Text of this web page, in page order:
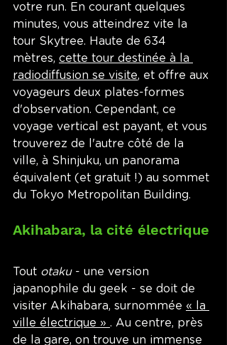
votre run. En courant quelques
minutes, vous atteindrez vite la
tour Skytree. Haute de 634
mètres, cette tour destinée à la
radiodiffusion se visite, et offre aux
voyageurs deux plates-formes
d'observation. Cependant, ce
voyage vertical est payant, et vous
trouverez de l'autre côté de la
ville, à Shinjuku, un panorama
équivalent (et gratuit !) au sommet
du Tokyo Metropolitan Building.
Akihabara, la cité électrique
Tout otaku - une version
japanophile du geek - se doit de
visiter Akihabara, surnommée « la
ville électrique » . Au centre, près
de la gare, on trouve un immense